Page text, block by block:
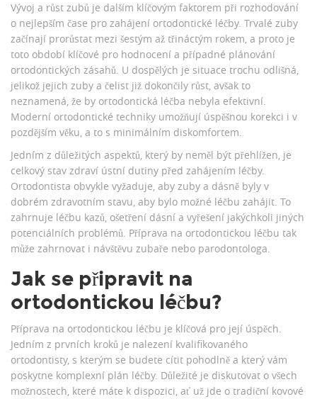
Vývoj a růst zubů je dalším klíčovým faktorem při rozhodování
o nejlepším čase pro zahájení ortodontické léčby. Trvalé zuby
začínají prorůstat mezi šestým až třináctým rokem, a proto je
toto období klíčové pro hodnocení a případné plánování
ortodontických zásahů. U dospělých je situace trochu odlišná,
jelikož jejich zuby a čelist již dokončily růst, avšak to
neznamená, že by ortodontická léčba nebyla efektivní.
Moderní ortodontické techniky umožňují úspěšnou korekci i v
pozdějším věku, a to s minimálním diskomfortem.
Jedním z důležitých aspektů, který by neměl být přehlížen, je
celkový stav zdraví ústní dutiny před zahájením léčby.
Ortodontista obvykle vyžaduje, aby zuby a dásně byly v
dobrém zdravotním stavu, aby bylo možné léčbu zahájit. To
zahrnuje léčbu kazů, ošetření dásní a vyřešení jakýchkoli jiných
potenciálních problémů. Příprava na ortodontickou léčbu tak
může zahrnovat i návštěvu zubaře nebo parodontologa.
Jak se připravit na
ortodontickou léčbu?
Příprava na ortodontickou léčbu je klíčová pro její úspěch.
Jedním z prvních kroků je nalezení kvalifikovaného
ortodontisty, s kterým se budete cítit pohodlně a který vám
poskytne komplexní plán léčby. Důležité je diskutovat o všech
možnostech, které máte k dispozici, ať už jde o tradiční kovové